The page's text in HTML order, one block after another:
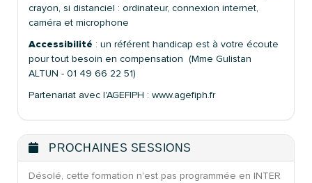
crayon, si distanciel : ordinateur, connexion internet,
caméra et microphone
Accessibilité : un référent handicap est à votre écoute
pour tout besoin en compensation (Mme Gulistan
ALTUN - 01 49 66 22 51)
Partenariat avec l'AGEFIPH : www.agefiph.fr
PROCHAINES SESSIONS
Désolé, cette formation n'est pas programmée en INTER